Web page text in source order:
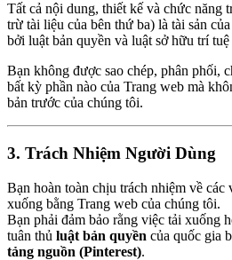
Tất cả nội dung, thiết kế và chức năng
trừ tài liệu của bên thứ ba) là tài sản của
bởi luật bản quyền và luật sở hữu trí tuệ
Bạn không được sao chép, phân phối,
bất kỳ phần nào của Trang web mà
bản trước của chúng tôi.
3. Trách Nhiệm Người Dùng
Bạn hoàn toàn chịu trách nhiệm về các
xuống bằng Trang web của chúng tôi.
Bạn phải đảm bảo rằng việc tải xuống
tuân thủ luật bản quyền của quốc gia
tảng nguồn (Pinterest).